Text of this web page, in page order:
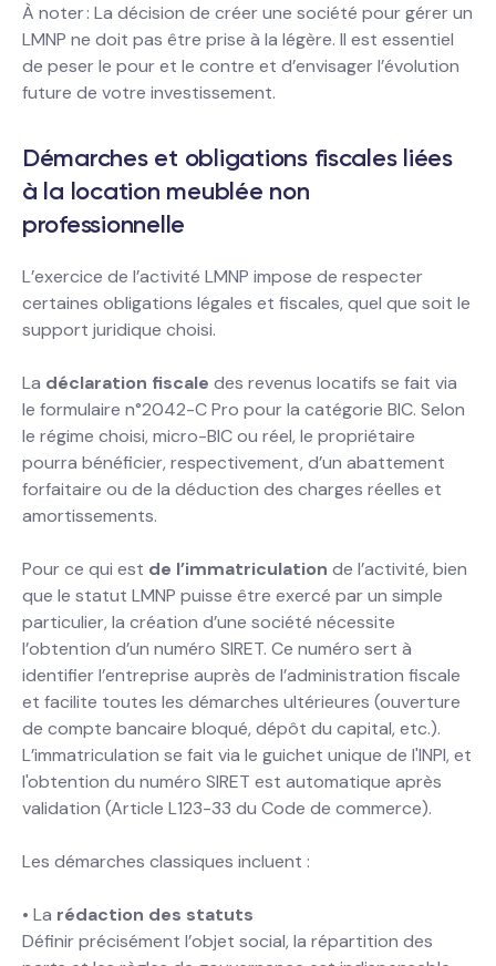
À noter : La décision de créer une société pour gérer un
LMNP ne doit pas être prise à la légère. Il est essentiel
de peser le pour et le contre et d’envisager l’évolution
future de votre investissement.
Démarches et obligations fiscales liées
à la location meublée non
professionnelle
L’exercice de l’activité LMNP impose de respecter
certaines obligations légales et fiscales, quel que soit le
support juridique choisi.
La déclaration fiscale des revenus locatifs se fait via
le formulaire n°2042-C Pro pour la catégorie BIC. Selon
le régime choisi, micro-BIC ou réel, le propriétaire
pourra bénéficier, respectivement, d’un abattement
forfaitaire ou de la déduction des charges réelles et
amortissements.
Pour ce qui est de l’immatriculation de l’activité, bien
que le statut LMNP puisse être exercé par un simple
particulier, la création d’une société nécessite
l’obtention d’un numéro SIRET. Ce numéro sert à
identifier l’entreprise auprès de l’administration fiscale
et facilite toutes les démarches ultérieures (ouverture
de compte bancaire bloqué, dépôt du capital, etc.).
L’immatriculation se fait via le guichet unique de l'INPI, et
l'obtention du numéro SIRET est automatique après
validation (Article L123-33 du Code de commerce).
Les démarches classiques incluent :
• La rédaction des statuts
Définir précisément l’objet social, la répartition des